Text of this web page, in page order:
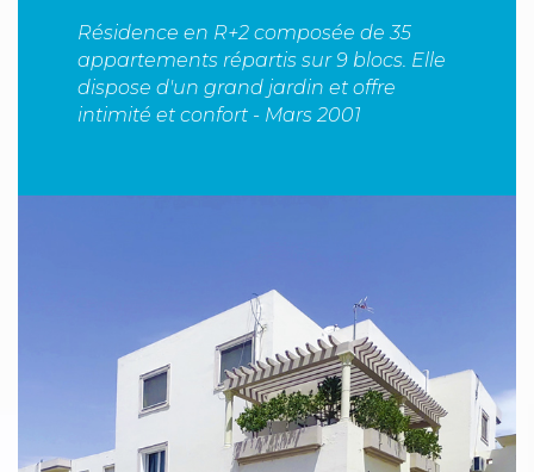
Résidence en R+2 composée de 35
appartements répartis sur 9 blocs. Elle
dispose d'un grand jardin et offre
intimité et confort - Mars 2001